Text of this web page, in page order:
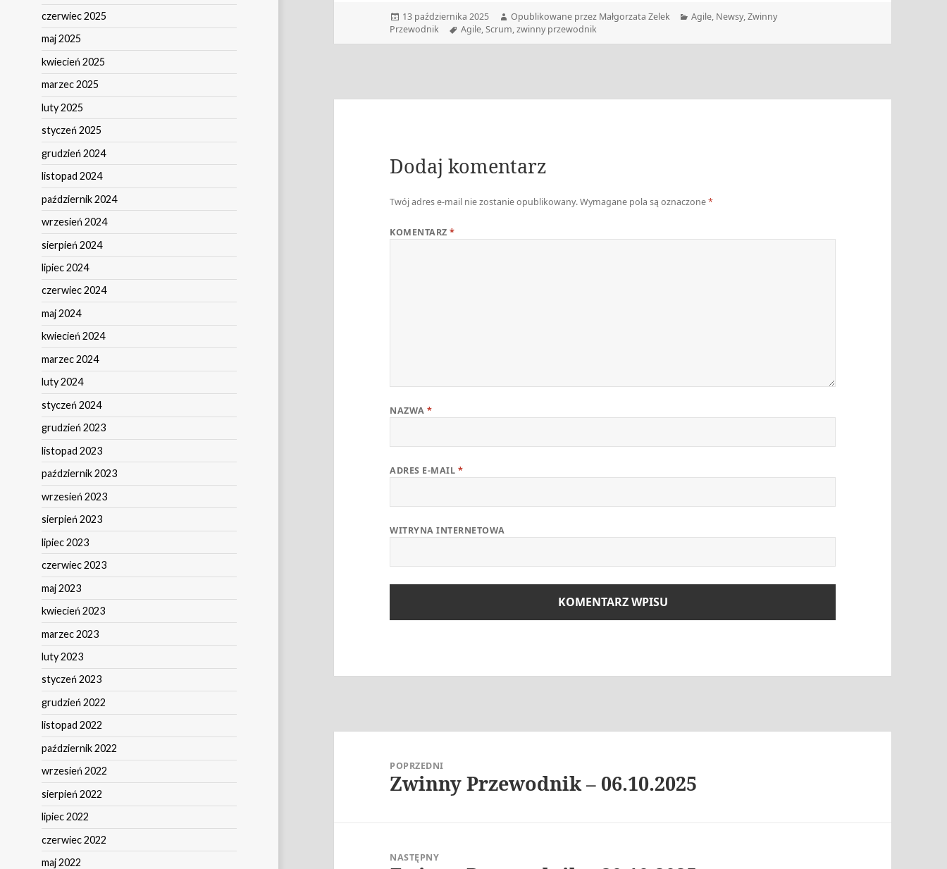
czerwiec 2025
maj 2025
kwiecień 2025
marzec 2025
luty 2025
styczeń 2025
grudzień 2024
listopad 2024
październik 2024
wrzesień 2024
sierpień 2024
lipiec 2024
czerwiec 2024
maj 2024
kwiecień 2024
marzec 2024
luty 2024
styczeń 2024
grudzień 2023
listopad 2023
październik 2023
wrzesień 2023
sierpień 2023
lipiec 2023
czerwiec 2023
maj 2023
kwiecień 2023
marzec 2023
luty 2023
styczeń 2023
grudzień 2022
listopad 2022
październik 2022
wrzesień 2022
sierpień 2022
lipiec 2022
czerwiec 2022
maj 2022
Data
publikacji
13 października 2025 Autor
Opublikowane przez Małgorzata Zelek Kategorie
Agile, Newsy,Zwinny
Przewodnik
Tagi
Agile,Scrum,zwinny przewodnik
Dodaj komentarz
Twój adres e-mail nie zostanie opublikowany.Wymagane pola są oznaczone*
KOMENTARZ*
NAZWA*
ADRES E-MAIL *
WITRYNA INTERNETOWA
POPRZEDNI
Poprzedni
Zwinny Przewodnik – 06.10.2025
NASTĘPNY